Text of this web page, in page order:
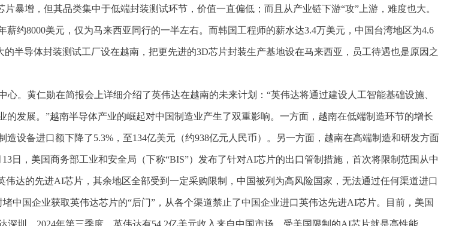
暴增，但其品类集中于低端封装测试环节，价值一直偏低；而且从产业链下游“攻”上游，难度也大。
约8000美元，仅为马来西亚同行的一半左右。而韩国工程师的薪水达3.4万美元，中国台湾地区为4.6
半导体封装测试工厂设在越南，把更先进的3D芯片封装生产基地设在马来西亚，员工待遇也是原因之
。黄仁勋在简报会上详细介绍了英伟达在越南的未来计划：“英伟达将通过建设人工智能基础设施、
发展。”越南半导体产业的崛起对中国制造业产生了双重影响。一方面，越南在低端制造环节的增长
设备进口额下降了5.3%，至134亿美元（约938亿元人民币）。另一方面，越南在高端制造和研发方面
日，美国商务部工业和安全局（下称“BIS”）发布了针对AI芯片的出口管制措施，首次将限制范围从中
达的先进AI芯片，其余地区全部受到一定采购限制，中国被列为高风险国家，无法通过任何渠道进口
中国企业获取英伟达芯片的“后门”，从各个渠道禁止了中国企业进口英伟达先进AI芯片。目前，美国
圳。2024年第三季度，英伟达有54.2亿美元收入来自中国市场。受美国限制的AI芯片就是高性能